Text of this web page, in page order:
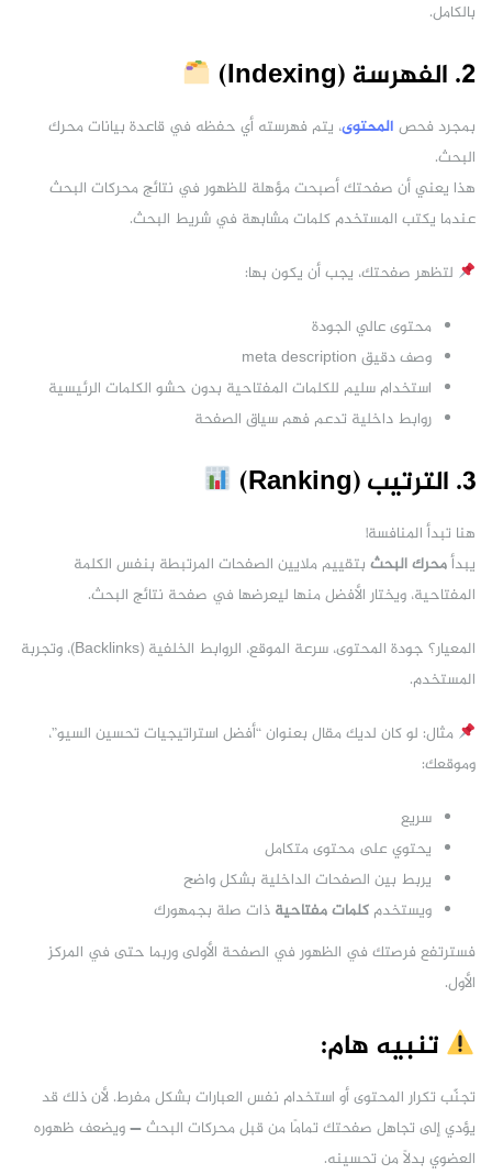
بالكامل.
2. الفهرسة (Indexing)
بمجرد فحص المحتوى، يتم فهرسته أي حفظه في قاعدة بيانات محرك
البحث.
هذا يعني أن صفحتك أصبحت مؤهلة للظهور في نتائج محركات البحث
عندما يكتب المستخدم كلمات مشابهة في شريط البحث.
لتظهر صفحتك، يجب أن يكون بها:
محتوى عالي الجودة
وصف دقيق meta description
استخدام سليم للكلمات المفتاحية بدون حشو الكلمات الرئيسية
روابط داخلية تدعم فهم سياق الصفحة
3. الترتيب (Ranking)
هنا تبدأ المنافسة!
يبدأمحرك البحث بتقييم ملايين الصفحات المرتبطة بنفس الكلمة
المفتاحية، ويختار الأفضل منها ليعرضها في صفحة نتائج البحث.
المعيار؟ جودة المحتوى، سرعة الموقع، الروابط الخلفية (Backlinks)، وتجربة
المستخدم.
مثال: لو كان لديك مقال بعنوان “أفضل استراتيجيات تحسين السيو”،
وموقعك:
سريع
يحتوي على محتوى متكامل
يربط بين الصفحات الداخلية بشكل واضح
ويستخدم كلمات مفتاحية ذات صلة بجمهورك
فسترتفع فرصتك في الظهور في الصفحة الأولى وربما حتى في المركز
الأول.
تنبيه هام:
تجنّب تكرار المحتوى أو استخدام نفس العبارات بشكل مفرط. لأن ذلك قد
يؤدي إلى تجاهل صفحتك تمامًا من قبل محركات البحث — ويضعف ظهوره
العضوي بدلًا من تحسينه.